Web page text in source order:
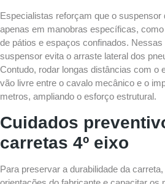
Especialistas reforçam que o
apenas em manobras específicas,
de pátios e espaços confinados.
suspensor evita o arraste lateral dos
Contudo, rodar longas distâncias com o
vão livre entre o cavalo mecânico e o
metros, ampliando o esforço estrutural.
Cuidados
carretas 4º eixo
Para preservar a durabilidade da